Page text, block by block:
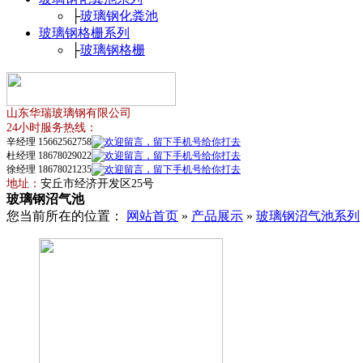
├玻璃钢化粪池
玻璃钢格栅系列
├玻璃钢格栅
山东华瑞玻璃钢有限公司
24小时服务热线：
辛经理 15662562758
杜经理 18678029022
徐经理 18678021235
地址： 安丘市经济开发区25号
玻璃钢沼气池
您当前所在的位置：
网站首页 » 产品展示 » 玻璃钢沼气池系列